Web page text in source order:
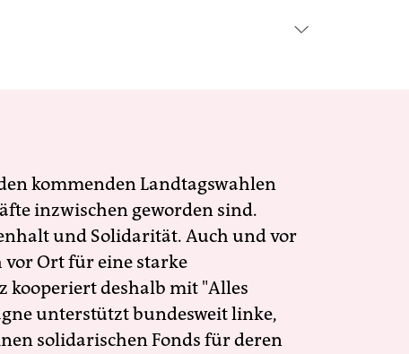
kommenden Landtagswahlen
inzwischen geworden sind.
und Solidarität. Auch und vor
vor Ort für eine starke
kooperiert deshalb mit "Alles
unterstützt bundesweit linke,
solidarischen Fonds für deren